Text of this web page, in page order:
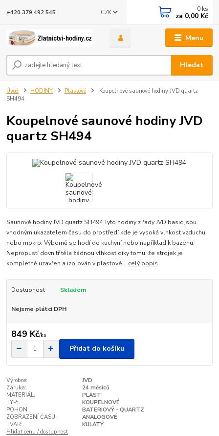
Menu
CZK
Hledat
+420 379 492 545 0 ks
za 0,00 Kč
Úvod HODINY Plastové
Koupelnové saunové hodiny JVD quartz
SH494
Koupelnové saunové hodiny JVD
quartz SH494
Saunové hodiny JVD quartz SH494 Tyto hodiny z řady JVD basic jsou
vhodným ukazatelem času do prostředí kde je vysoká vlhkost vzduchu
nebo mokro. Výborně se hodí do kuchyní nebo například k bazénu.
Nepropustí dovnitř těla žádnou vlhkost díky tomu, že strojek je
kompletně uzavřen a izolován v plastové... celý popis
Dostupnost Skladem
Nejsme plátci DPH
849 Kč/ks
Přidat do košíku
Výrobce:
JVD
Záruka:
24 měsíců
MATERIÁL:
PLAST
TYP:
KOUPELNOVÉ
POHON:
BATERIOVÝ - QUARTZ
ZOBRAZENÍ ČASU:
ANALOGOVÉ
TVAR:
KULATÝ
Hlídat cenu / dostupnost